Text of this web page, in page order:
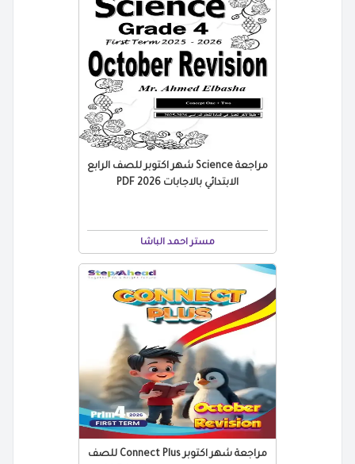
مراجعة Science شهر اكتوبر للصف الرابع
الابتدائي بالاجابات 2026 PDF
مستر احمد الباشا
مراجعة شهر اكتوبر Connect Plus للصف